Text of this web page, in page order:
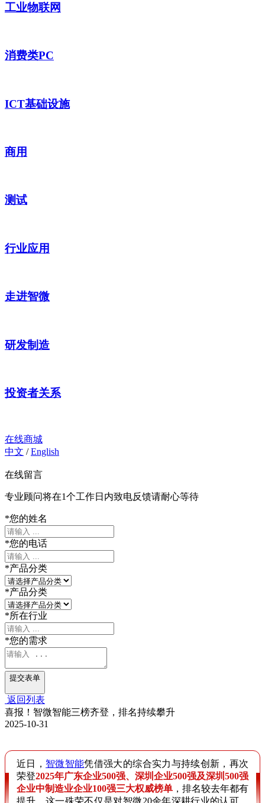
工业物联网
消费类PC
ICT基础设施
商用
测试
行业应用
走进智微
研发制造
投资者关系
在线商城
中文 /English
在线留言
专业顾问将在1个工作日内致电反馈请耐心等待
*您的姓名
*您的电话
*产品分类
*产品分类
*所在行业
*您的需求
提交表单
返回列表
喜报！智微智能三榜齐登，排名持续攀升
2025-10-31
近日， 智微智能凭借强大的综合实力与持续创新，再次
荣登2025年广东企业500强、深圳企业500强及深圳500强
企业中制造业企业100强三大权威榜单 ，排名较去年都有
提升。这一殊荣不仅是对智微20余年深耕行业的认可，